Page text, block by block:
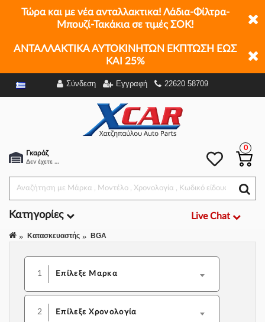
Τώρα και με νέα ανταλλακτικα! Λάδια-Φίλτρα-
Μπουζί-Τακάκια σε τιμές ΣΟΚ!
ΑΝΤΑΛΛΑΚΤΙΚΑ ΑΥΤΟΚΙΝΗΤΩΝ ΕΚΠΤΩΣΗ ΕΩΣ
ΚΑΙ 25%
Σύνδεση Εγγραφή 22620 58709
Γκαράζ
Δεν έχετε επιλέξει αμάξι.
0
Κατηγορίες Live Chat
Κατασκευαστής BGA
1 Επίλεξε Μαρκα
2 Επίλεξε Χρονολογία